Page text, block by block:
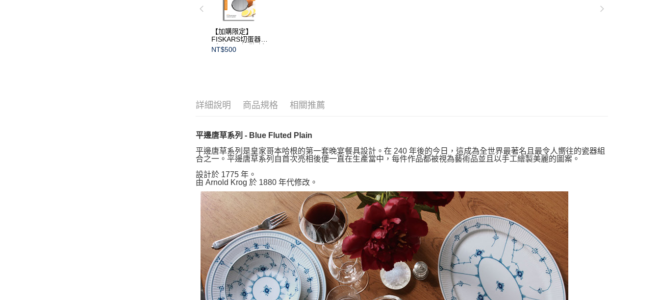
【加購限定】
FISKARS切蛋器
(本商品不提供破損
保證)
NT$500
詳細說明 商品規格 相關推薦
平邊唐草系列 - Blue Fluted Plain
平邊唐草系列是皇家哥本哈根的第一套晚宴餐具設計。在 240 年後的今日，這成為全世界最著名且最令人嚮往的瓷器組
合之一。平邊唐草系列自首次亮相後便一直在生產當中，每件作品都被視為藝術品並且以手工繪製美麗的圖案。
設計於 1775 年。
由 Arnold Krog 於 1880 年代修改。